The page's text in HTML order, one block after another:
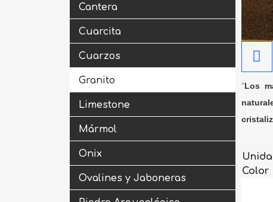
Cantera
Cuarcita
Cuarzos
Granito
Limestone
Mármol
Onix
Ovalines y Jaboneras
"Los
Color